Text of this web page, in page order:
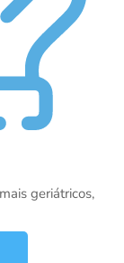
geriátricos,